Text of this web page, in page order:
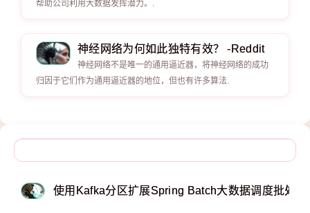
帮助公司利用大数据发挥潜力。.
神经网络为何如此独特有效？ -Reddit
神经网络不是唯一的通用逼近器，将神经网络的成功
归因于它们作为通用逼近器的地位，但也有许多算法.
使用Kafka分区扩展Spring Batch大数据调度批处